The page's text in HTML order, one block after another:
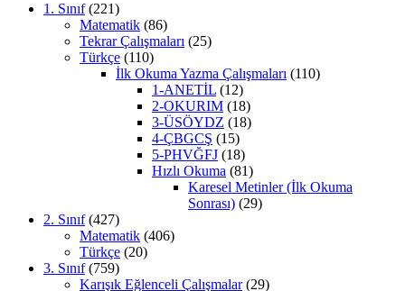
1. Sınıf(221)
Matematik (86)
Tekrar Çalışmaları (25)
Türkçe (110)
İlk Okuma Yazma Çalışmaları (110)
1-ANETİL (12)
2-OKURIM (18)
3-ÜSÖYDZ (18)
4-ÇBGCŞ (15)
5-PHVĞFJ (18)
Hızlı Okuma (81)
Karesel Metinler (İlk Okuma
Sonrası) (29)
2. Sınıf(427)
Matematik (406)
Türkçe (20)
3. Sınıf(759)
Karışık Eğlenceli Çalışmalar(29)